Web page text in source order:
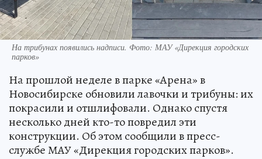
На трибунах появились надписи. Фото: МАУ «Дирекция городских
парков»
На прошлой неделе в парке «Арена» в
Новосибирске обновили лавочки и трибуны: их
покрасили и отшлифовали. Однако спустя
несколько дней кто-то повредил эти
конструкции. Об этом сообщили в пресс-
службе МАУ «Дирекция городских парков».